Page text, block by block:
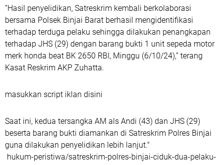
“Hasil penyelidikan, Satreskrim kembali berkolaborasi
bersama Polsek Binjai Barat berhasil mengidentifikasi
terhadap terduga pelaku sehingga dilakukan penangkapan
terhadap JHS (29) dengan barang bukti 1 unit sepeda motor
merk honda beat BK 2650 RBI, Minggu (6/10/24),” terang
Kasat Reskrim AKP Zuhatta.
masukkan script iklan disini
Saat ini, kedua tersangka AM als Andi (43) dan JHS (29)
beserta barang bukti diamankan di Satreskrim Polres Binjai
guna dilakukan penyelidikan lebih lanjut."
hukum-peristiwa/satreskrim-polres-binjai-ciduk-dua-pelaku-